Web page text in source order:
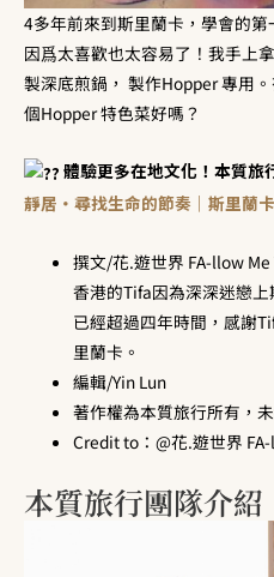
4多年前來到斯里蘭卡，學會的
因爲太喜歡也太容易了！我手上
製深底煎鍋， 製作Hopper 專用
個Hopper 特色菜好嗎？
體驗更多在地文化！本質旅
靜居・尋找生命的節奏｜斯里蘭卡
撰文/花.遊世界 FA-llow
香港的Tifa因為深深迷戀
已經超過四年時間，感謝
里蘭卡。
編輯/Yin Lun
著作權為本質旅行所有，
Credit to：@花.遊世界
本質旅行團隊介紹